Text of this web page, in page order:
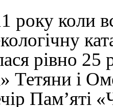
року коли
рівно 25
Тетяни і
Пам’яті